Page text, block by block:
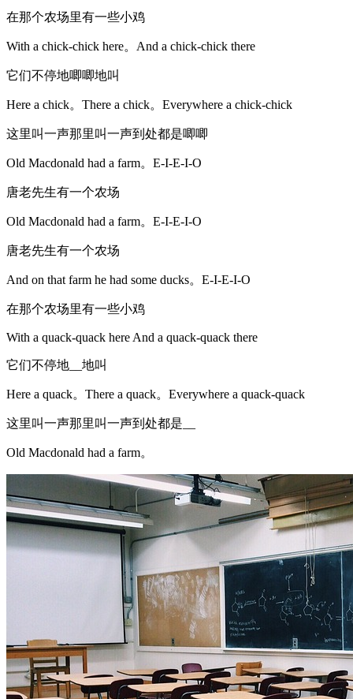
在那个农场里有一些小鸡
With a chick-chick here。And a chick-chick there
它们不停地唧唧地叫
Here a chick。There a chick。Everywhere a chick-chick
这里叫一声那里叫一声到处都是唧唧
Old Macdonald had a farm。E-I-E-I-O
唐老先生有一个农场
Old Macdonald had a farm。E-I-E-I-O
唐老先生有一个农场
And on that farm he had some ducks。E-I-E-I-O
在那个农场里有一些小鸡
With a quack-quack here And a quack-quack there
它们不停地__地叫
Here a quack。There a quack。Everywhere a quack-quack
这里叫一声那里叫一声到处都是__
Old Macdonald had a farm。